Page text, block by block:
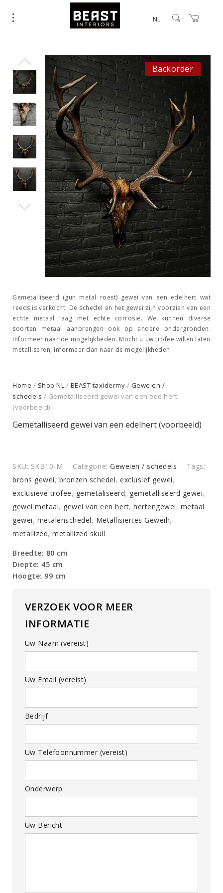
NL
Backorder
Gemetalliseerd (gun metal roest) gewei van een edelhert wat
reeds is verkocht. De schedel en het gewei zijn voorzien van een
echte metaal laag met echte corrosie. We kunnen diverse
soorten metaal aanbrengen ook op andere ondergronden.
Informeer naar de mogelijkheden. Mocht u uw trofee willen laten
metalliseren, informeer dan naar de mogelijkheden.
Home / Shop NL / BEAST taxidermy / Geweien /
schedels / Gemetalliseerd gewei van een edelhert
(voorbeeld)
Gemetalliseerd gewei van een edelhert (voorbeeld)
SKU: SKB10-M Categorie: Geweien / schedels
Tags:
brons gewei, bronzen schedel, exclusief gewei,
exclusieve trofee, gemetaliseerd, gemetalliseerd gewei,
gewei metaal, gewei van een hert, hertengewei, metaal
gewei, metalenschedel, Metallisiertes Geweih,
metallized, metallized skull
Breedte: 80 cm
Diepte: 45 cm
Hoogte: 99 cm
VERZOEK VOOR MEER
INFORMATIE
Uw Naam (vereist)
Uw Email (vereist)
Bedrijf
Uw Telefoonnummer (vereist)
Onderwerp
Uw Bericht